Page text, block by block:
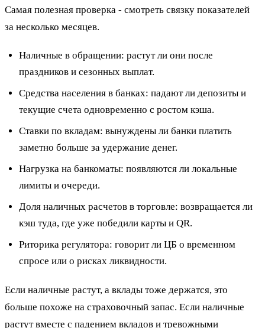
Самая полезная проверка - смотреть связку показателей
за несколько месяцев.
Наличные в обращении: растут ли они после
праздников и сезонных выплат.
Средства населения в банках: падают ли депозиты и
текущие счета одновременно с ростом кэша.
Ставки по вкладам: вынуждены ли банки платить
заметно больше за удержание денег.
Нагрузка на банкоматы: появляются ли локальные
лимиты и очереди.
Доля наличных расчетов в торговле: возвращается ли
кэш туда, где уже победили карты и QR.
Риторика регулятора: говорит ли ЦБ о временном
спросе или о рисках ликвидности.
Если наличные растут, а вклады тоже держатся, это
больше похоже на страховочный запас. Если наличные
растут вместе с падением вкладов и тревожными